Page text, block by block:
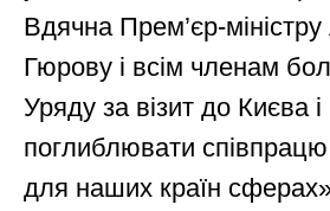
Вдячна Прем’єр-
Гюрову і всім членам
Уряду за візит до Києва і
поглиблювати
для наших країн